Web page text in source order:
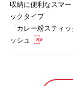
収納に便利なスマ
ックタイプ
「カレー粉スティ
ッシュ